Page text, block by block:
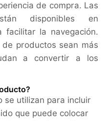
de compra. Las
disponibles en
facilitar la navegación.
productos sean más
a convertir a los
se utilizan para incluir
que puede colocar